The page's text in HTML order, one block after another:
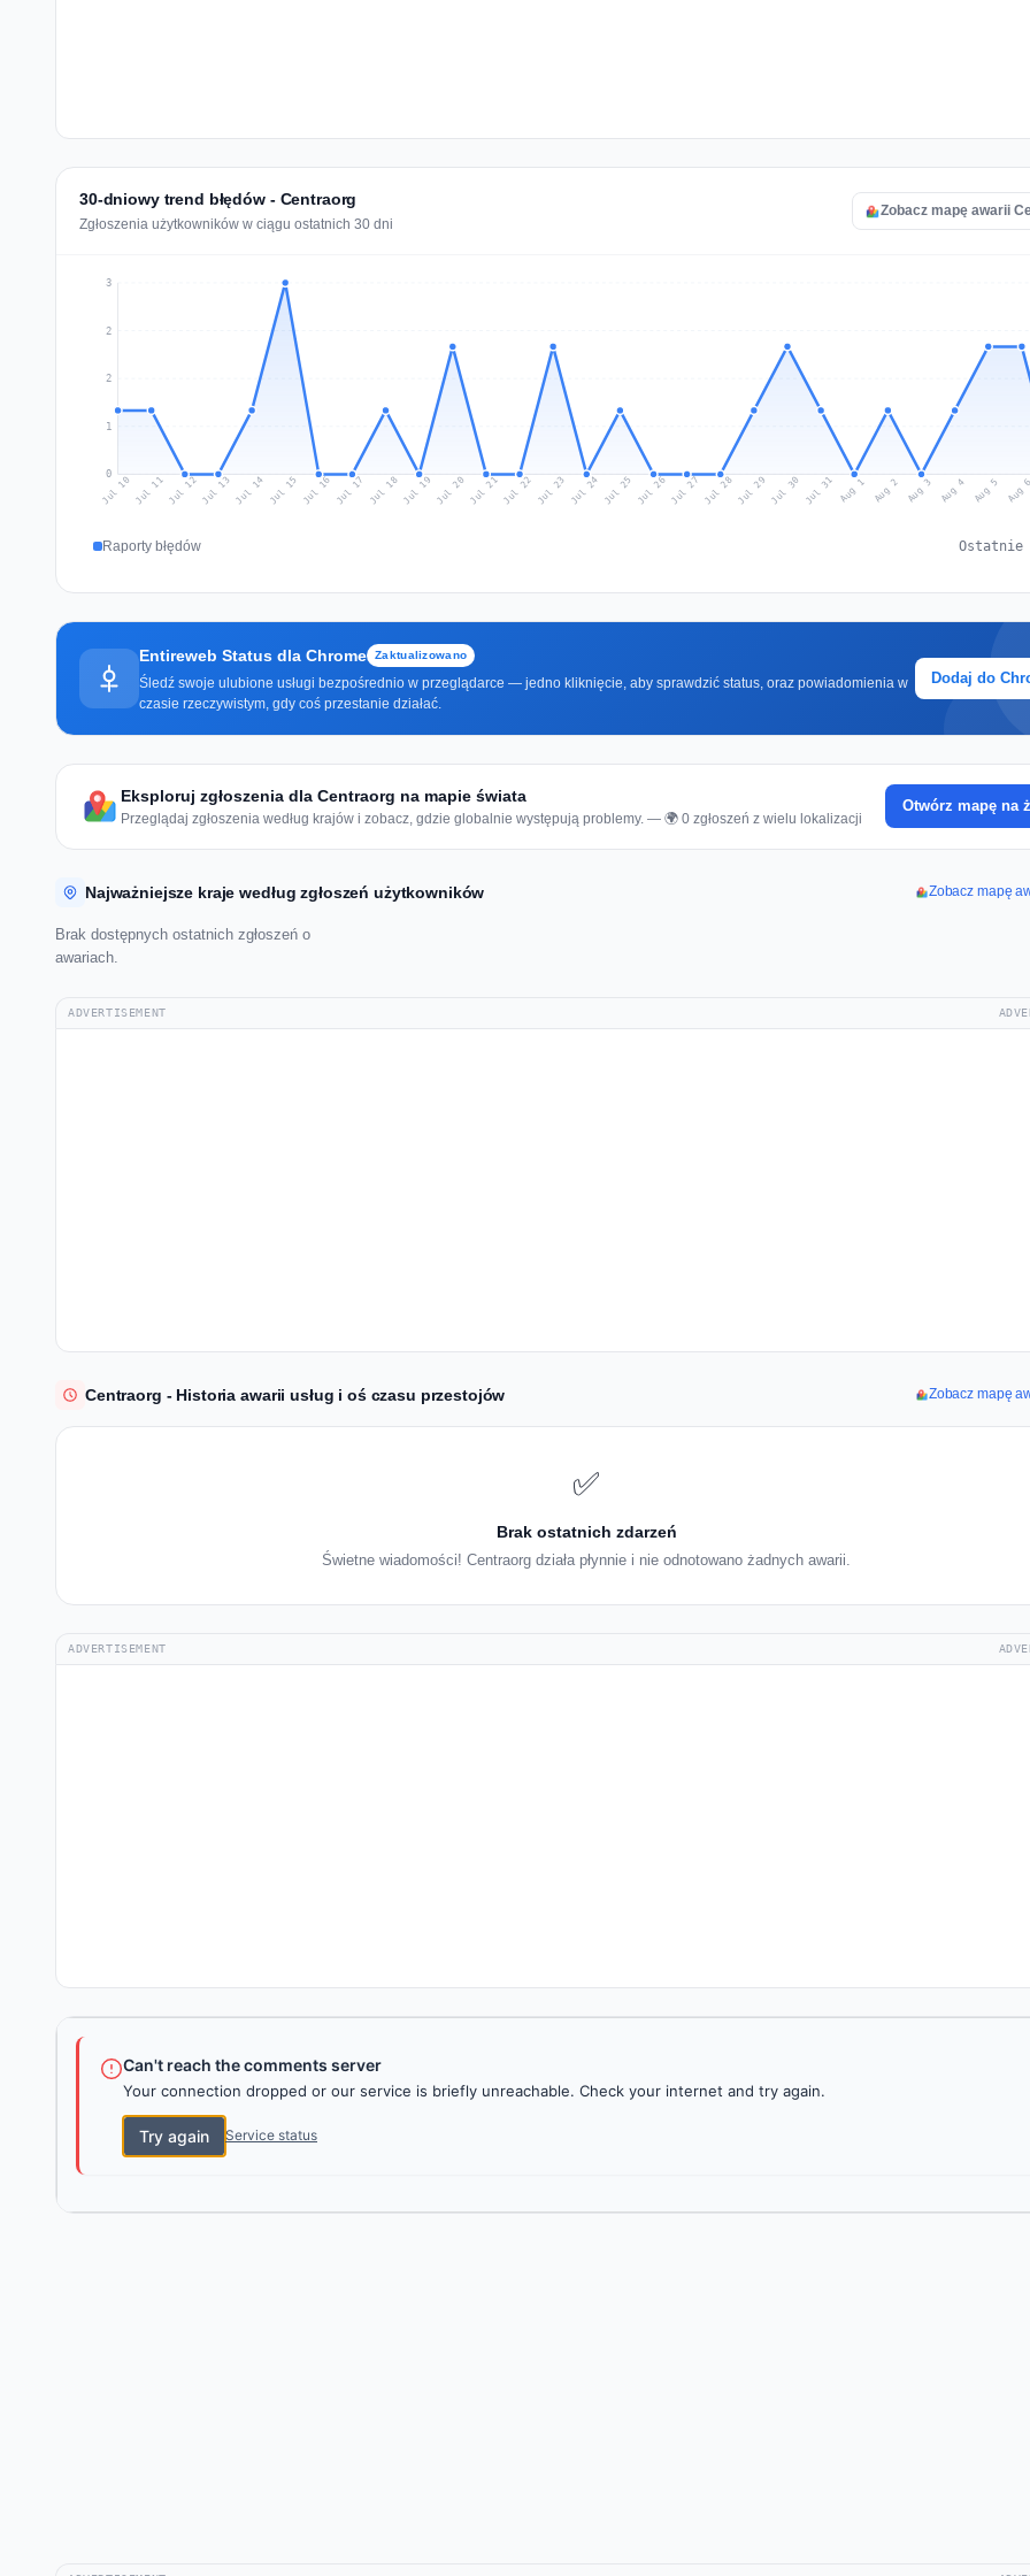
30-dniowy trend błędów - Centraorg
Zgłoszenia użytkowników w ciągu ostatnich 30 dni
Zobacz mapę awarii
0
1
2
2
3
Jul 10 Jul 11Jul 12Jul 13 Jul 14 Jul 15 Jul 16 Jul 17 Jul 18Jul 19 Jul 20 Jul 21Jul 22 Jul 23 Jul 24 Jul 25 Jul 26Jul 27 Jul 28Jul 29 Jul 30 Jul 31 Aug 1 Aug 2 Aug 3 Aug 4 Aug 5 Aug 6
Raporty błędów Ostatnie
Entireweb Status dla Chrome Zaktualizowano
Śledź swoje ulubione usługi bezpośrednio w przeglądarce — jedno kliknięcie, aby sprawdzić status, oraz powiadomienia w
czasie rzeczywistym, gdy coś przestanie działać.
Dodaj do
Eksploruj zgłoszenia dla Centraorg na mapie świata
Przeglądaj zgłoszenia według krajów i zobacz, gdzie globalnie występują problemy. — 🌍 0 zgłoszeń z wielu lokalizacji
Otwórz mapę na
Najważniejsze kraje według zgłoszeń użytkowników Zobacz mapę
Brak dostępnych ostatnich zgłoszeń o
awariach.
ADVERTISEMENT
Centraorg - Historia awarii usług i oś czasu przestojów Zobacz mapę
✅
Brak ostatnich zdarzeń
Świetne wiadomości! Centraorg działa płynnie i nie odnotowano żadnych awarii.
ADVERTISEMENT
Can't reach the comments server
Your connection dropped or our service is briefly unreachable. Check your internet and try again.
Try again Service status